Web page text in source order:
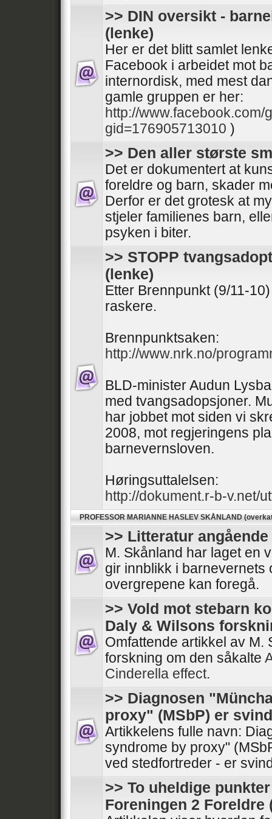
>> DIN oversikt -
(lenke)
Her er det blitt samlet
Facebook i arbeidet mot
internordisk, med mest
gamle gruppen er her:
http://www.facebook.com/
gid=176905713010 )
>> Den aller største
Det er dokumentert at
foreldre og barn, skader
Derfor er det grotesk at
stjeler familienes barn,
psyken i biter.
>> STOPP
(lenke)
Etter Brennpunkt (9/11-
raskere.
Brennpunktsaken:
http://www.nrk.no/
BLD-minister Audun
med tvangsadopsjoner.
har jobbet mot siden vi
2008, mot regjeringens
barnevernsloven.
Høringsuttalelsen:
http://dokument.r-b-v.net/
PROFESSOR MARIANNE HASLEV SKÅNLAND
>> Litteratur
M. Skånland har laget en
gir innblikk i barnevernets
overgrepene kan foregå.
>> Vold mot stebarn
Daly & Wilsons
Omfattende artikkel av M.
forskning om den såkalte
Cinderella effect.
>> Diagnosen
proxy" (MSbP) er
Artikkelens fulle navn:
syndrome by proxy"
ved stedfortreder - er
>> To uheldige
Foreningen 2 Foreldre